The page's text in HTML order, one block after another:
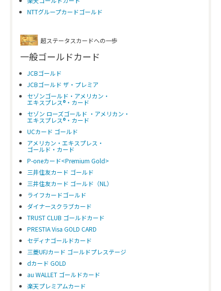
NTTグループカードゴールド
超ステータスカードへの一歩
一般ゴールドカード
JCBゴールド
JCBゴールド ザ・プレミア
セゾンゴールド・アメリカン・
エキスプレス®・カード
セゾン ローズゴールド ・アメリカン・
エキスプレス®・カード
UCカード ゴールド
アメリカン・エキスプレス・
ゴールド・カード
P-oneカード<Premium Gold>
三井住友カード ゴールド
三井住友カード ゴールド（NL）
ライフカードゴールド
ダイナースクラブカード
TRUST CLUB ゴールドカード
PRESTIA Visa GOLD CARD
セディナゴールドカード
三菱UFJカード ゴールドプレステージ
dカード GOLD
au WALLET ゴールドカード
楽天プレミアムカード